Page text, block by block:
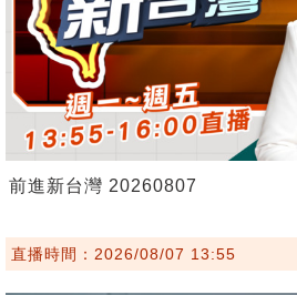
前進新台灣 20260807
直播時間：2026/08/07 13:55